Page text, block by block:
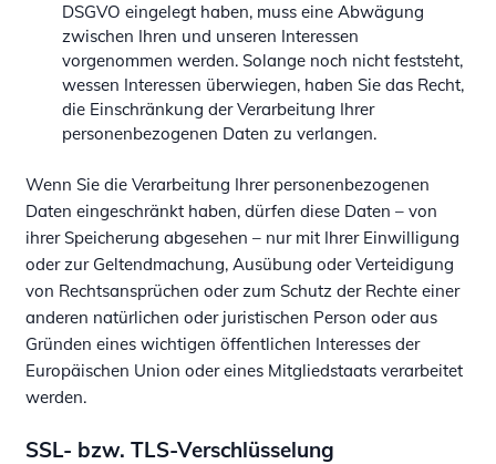
DSGVO eingelegt haben, muss eine Abwägung
zwischen Ihren und unseren Interessen
vorgenommen werden. Solange noch nicht feststeht,
wessen Interessen überwiegen, haben Sie das Recht,
die Einschränkung der Verarbeitung Ihrer
personenbezogenen Daten zu verlangen.
Wenn Sie die Verarbeitung Ihrer personenbezogenen
Daten eingeschränkt haben, dürfen diese Daten – von
ihrer Speicherung abgesehen – nur mit Ihrer Einwilligung
oder zur Geltendmachung, Ausübung oder Verteidigung
von Rechtsansprüchen oder zum Schutz der Rechte einer
anderen natürlichen oder juristischen Person oder aus
Gründen eines wichtigen öffentlichen Interesses der
Europäischen Union oder eines Mitgliedstaats verarbeitet
werden.
SSL- bzw. TLS-Verschlüsselung